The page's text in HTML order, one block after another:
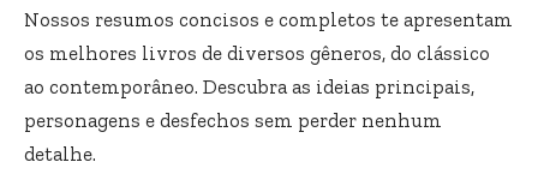
Nossos resumos concisos e completos te apresentam
os melhores livros de diversos gêneros, do clássico
ao contemporâneo. Descubra as ideias principais,
personagens e desfechos sem perder nenhum
detalhe.